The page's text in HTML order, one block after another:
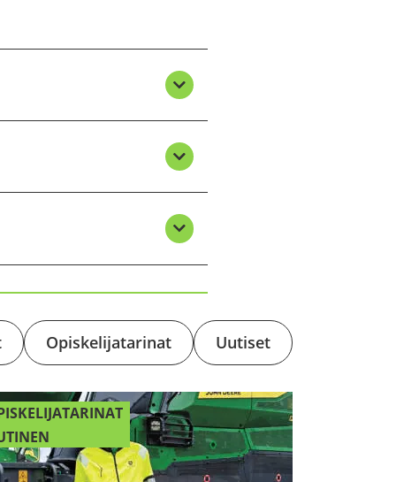
Opis­ke­li­ja­ta­ri­nat Uu­ti­set